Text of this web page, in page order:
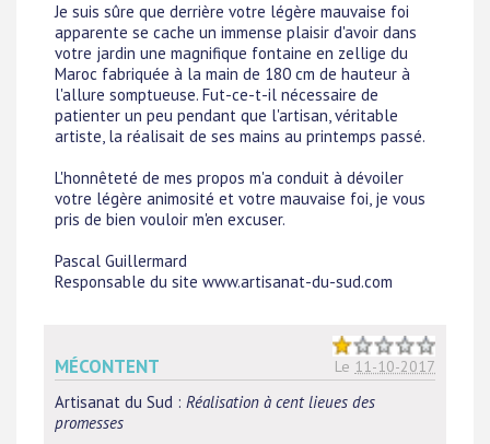
Je suis sûre que derrière votre légère mauvaise foi
apparente se cache un immense plaisir d'avoir dans
votre jardin une magnifique fontaine en zellige du
Maroc fabriquée à la main de 180 cm de hauteur à
l'allure somptueuse. Fut-ce-t-il nécessaire de
patienter un peu pendant que l'artisan, véritable
artiste, la réalisait de ses mains au printemps passé.
L'honnêteté de mes propos m'a conduit à dévoiler
votre légère animosité et votre mauvaise foi, je vous
pris de bien vouloir m'en excuser.
Pascal Guillermard
Responsable du site www.artisanat-du-sud.com
MÉCONTENT Le 11-10-2017
Artisanat du Sud : Réalisation à cent lieues des
promesses